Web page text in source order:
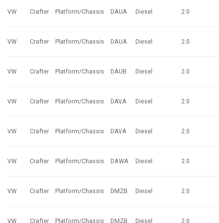
VW Crafter Platform/Chassis DAUA Diesel 2.0
VW Crafter Platform/Chassis DAUA Diesel 2.0
VW Crafter Platform/Chassis DAUB Diesel 2.0
VW Crafter Platform/Chassis DAVA Diesel 2.0
VW Crafter Platform/Chassis DAVA Diesel 2.0
VW Crafter Platform/Chassis DAWA Diesel 2.0
VW Crafter Platform/Chassis DMZB Diesel 2.0
VW Crafter Platform/Chassis DMZB Diesel 2.0